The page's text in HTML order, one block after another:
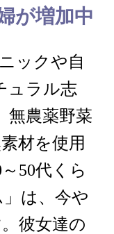
が増加中
ックや自
ュラル志
無農薬野菜
材を使用
50代くら
は、今や
彼女達の